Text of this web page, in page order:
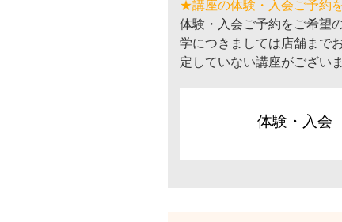
★講座の体験・入会ご予約
体験・入会ご予約をご希望
学につきましては店舗まで
定していない講座がございま
体験・入会